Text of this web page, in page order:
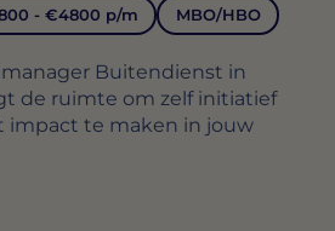
- €4800 p/m MBO/HBO
Buitendienst in
de ruimte om zelf initiatief
impact te maken in jouw